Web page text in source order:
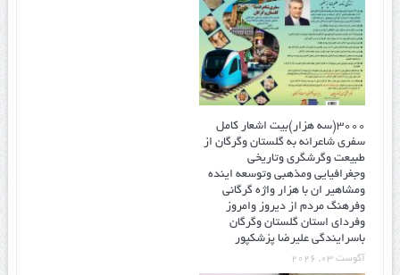
۳۰۰۰(سه هزار)بیت اشعار کامل
سفری شاعرانه به گلستان وگرگان از
طبیعت وگرشگری وتاریخی
وجغرافیایی ومذهبی وتوسعه اینده
ومشاهیر ان با هزار واژه گرگانی
وفرهنگ مردم از دیروز وامروز
وفردای استان گلستان وگرگان
باسرایندگی علیرضا پزشکپور
آگوست 03, 2026